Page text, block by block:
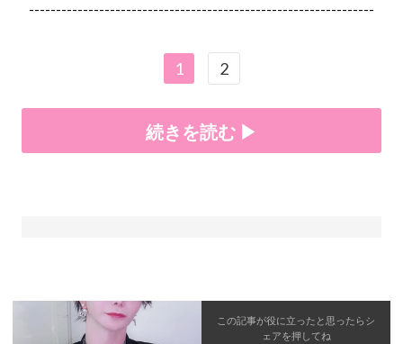
----------------------------------------------------------------
1 2
続きを読む ▶
この記事が役に立ったと思ったらシ
ェアを押してね